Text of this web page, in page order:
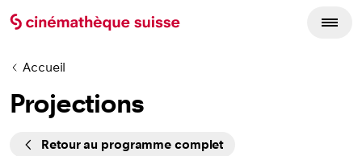
Accueil
Projections
CyclesRetour au programme complet